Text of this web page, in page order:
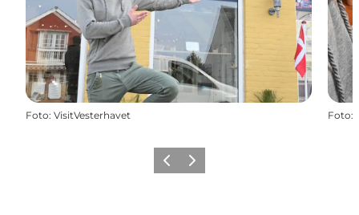
Foto: VisitVesterhavet Foto:
ForrigeNæste